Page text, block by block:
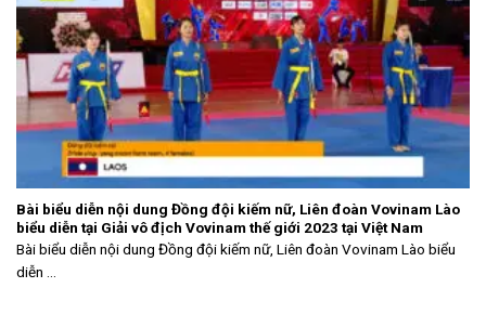
Bài biểu diễn nội dung Đồng đội kiếm nữ, Liên đoàn Vovinam Lào
biểu diễn tại Giải vô địch Vovinam thế giới 2023 tại Việt Nam
Bài biểu diễn nội dung Đồng đội kiếm nữ, Liên đoàn Vovinam Lào biểu
diễn ...